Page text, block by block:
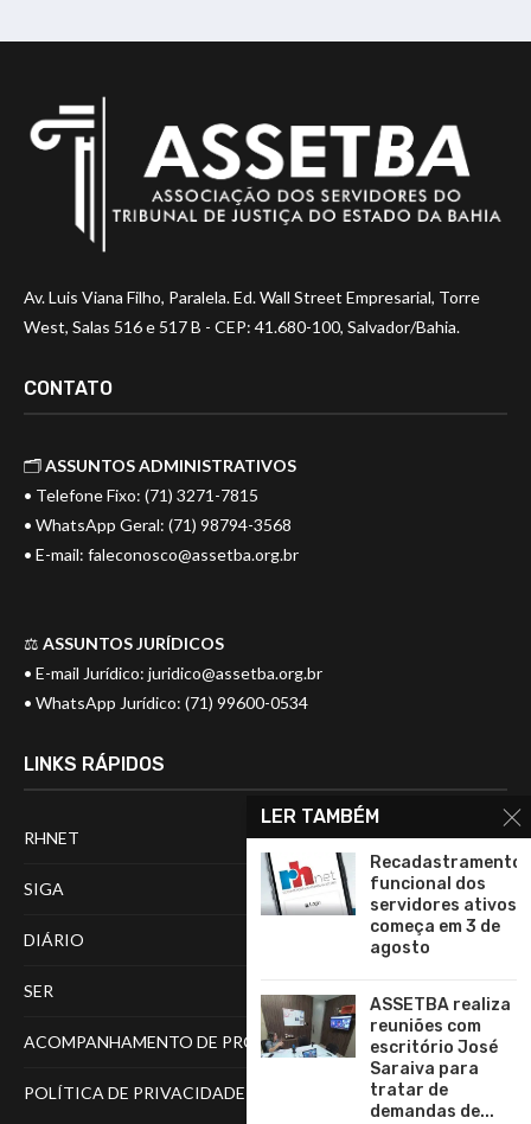
Av. Luis Viana Filho, Paralela. Ed. Wall Street Empresarial, Torre
West, Salas 516 e 517 B - CEP: 41.680-100, Salvador/Bahia.
CONTATO
🗂️ASSUNTOS ADMINISTRATIVOS
• Telefone Fixo: (71) 3271-7815
• WhatsApp Geral: (71) 98794-3568
• E-mail: faleconosco@assetba.org.br
⚖️ ASSUNTOS JURÍDICOS
• E-mail Jurídico: juridico@assetba.org.br
• WhatsApp Jurídico: (71) 99600-0534
LINKS RÁPIDOS
RHNET
SIGA
DIÁRIO
SER
ACOMPANHAMENTO DE PROCESSOS
POLÍTICA DE PRIVACIDADE
LER TAMBÉM
Recadastramento
funcional dos
servidores ativos
começa em 3 de
agosto
ASSETBA realiza
reuniões com
escritório José
Saraiva para
tratar de
demandas de...